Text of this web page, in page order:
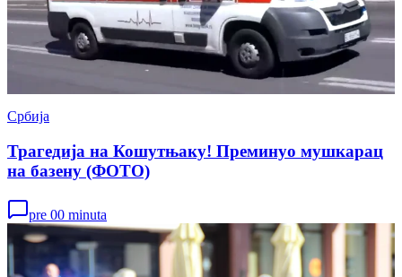
Србија
Трагедија на Кошутњаку! Преминуо мушкарац
на базену (ФОТО)
pre 00 minuta